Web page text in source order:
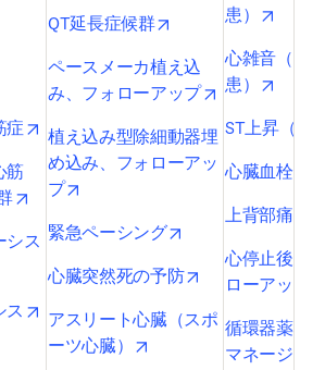
opens in new tab/window
opens in new tab/window
症 opens in new tab/window
筋
opens in new tab/window
シス
window
ス opens in new tab/window
in new tab/window
QT延長症候群 opens in new tab/
ペースメーカ植え込
み、フォローアップ
opens in new
植え込み型除細動器埋
め込み、フォローアッ
プ
緊急ペーシング opens in new tab/
心臓突然死の予防 opens in new
アスリート心臓（スポ
ーツ心臓）
opens in new tab/
患）
心雑音（後
患）
ST上昇（心
心臓血栓（
上背部痛
心停止後の
ローアップ
循環器薬大
マネージメ